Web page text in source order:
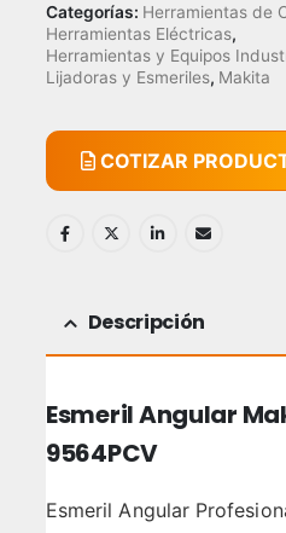
Categorías: Herramientas de
Herramientas Eléctricas,
Herramientas y Equipos
Lijadoras y Esmeriles, Makita
COTIZAR
Descripción
Esmeril Angular
9564PCV
Esmeril Angular